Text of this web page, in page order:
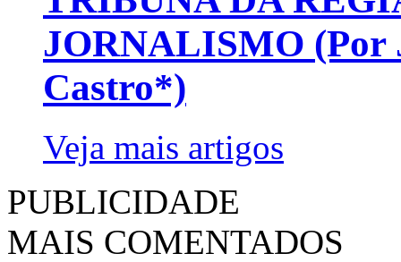
JORNALISMO (Por
Castro*)
Veja mais artigos
PUBLICIDADE
MAIS COMENTADOS